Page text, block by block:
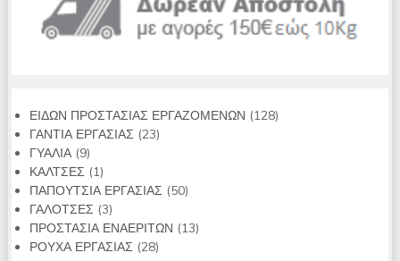
ΕΙΔΩΝ ΠΡΟΣΤΑΣΙΑΣ ΕΡΓΑΖΟΜΕΝΩΝ 128128
ΓΑΝΤΙΑ ΕΡΓΑΣΙΑΣ 2323
ΓΥΑΛΙΑ 99
προϊόντα
ΚΑΛΤΣΕΣ 11
προϊόν
ΠΑΠΟΥΤΣΙΑ ΕΡΓΑΣΙΑΣ 5050
ΓΑΛΟΤΣΕΣ 33
προϊόντα
ΠΡΟΣΤΑΣΙΑ ΕΝΑΕΡΙΤΩΝ 1313
ΡΟΥΧΑ ΕΡΓΑΣΙΑΣ 2828